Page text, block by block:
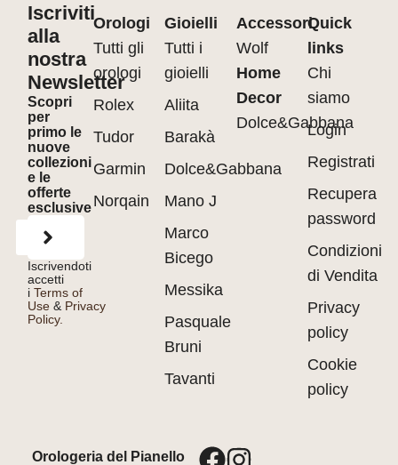
Iscriviti
alla
nostra
Newsletter
Scopri
per
primo le
nuove
collezioni
e le
offerte
esclusive
Iscrivendoti
accetti
iTerms of
Use & Privacy
Policy.
Orologi
Tutti gli
orologi
Rolex
Tudor
Garmin
Norqain
Gioielli
Tutti i
gioielli
Aliita
Barakà
Dolce&Gabbana
Mano J
Marco
Bicego
Messika
Pasquale
Bruni
Tavanti
Accessori
Wolf
Home
Decor
Dolce&Gabbana
Quick
links
Chi
siamo
Login
Registrati
Recupera
password
Condizioni
di Vendita
Privacy
policy
Cookie
policy
Orologeria del Pianello